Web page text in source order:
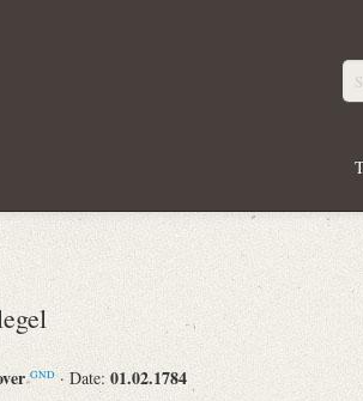
GND · Date: 01.02.1784